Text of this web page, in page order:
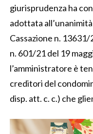
giurisprudenza ha
adottata
Cassazione n.
n. 601/21 del 19
l’amministratore è
creditori del
disp. att. c. c.) che